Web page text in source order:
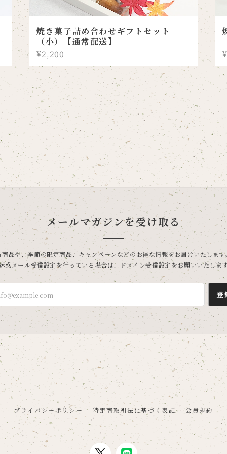
焼き菓子詰め合わせギフトセット
（小）【通常配送】
¥2,200
メールマガジンを受け取る
商品や、季節の限定商品、キャンペーンなどのお得な情報をお届けいたします
惑メール受信設定を行っている場合は、ドメイン受信設定をお願いいたしま
登
プライバシーポリシー 特定商取引法に基づく表記 会員規約